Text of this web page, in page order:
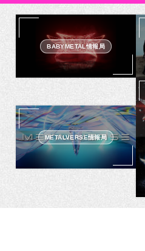
BABYMETAL情報局
METALVERSE情報局